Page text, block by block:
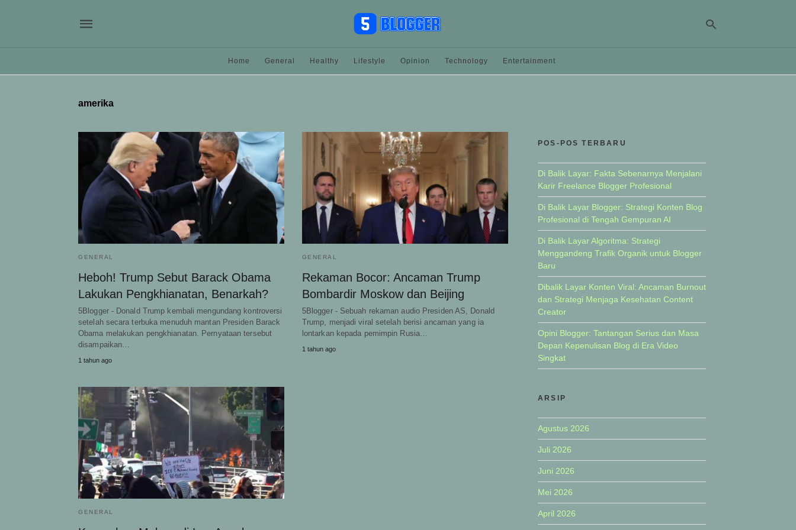
Home General Healthy Lifestyle Opinion Technology Entertainment
amerika
GENERAL
Heboh! Trump Sebut Barack Obama
Lakukan Pengkhianatan, Benarkah?
5Blogger - Donald Trump kembali mengundang kontroversi
setelah secara terbuka menuduh mantan Presiden Barack
Obama melakukan pengkhianatan. Pernyataan tersebut
disampaikan…
1 tahun ago
GENERAL
Rekaman Bocor: Ancaman Trump
Bombardir Moskow dan Beijing
5Blogger - Sebuah rekaman audio Presiden AS, Donald
Trump, menjadi viral setelah berisi ancaman yang ia
lontarkan kepada pemimpin Rusia…
1 tahun ago
GENERAL
POS-POS TERBARU
Di Balik Layar: Fakta Sebenarnya Menjalani
Karir Freelance Blogger Profesional
Di Balik Layar Blogger: Strategi Konten Blog
Profesional di Tengah Gempuran AI
Di Balik Layar Algoritma: Strategi
Menggandeng Trafik Organik untuk Blogger
Baru
Dibalik Layar Konten Viral: Ancaman Burnout
dan Strategi Menjaga Kesehatan Content
Creator
Opini Blogger: Tantangan Serius dan Masa
Depan Kepenulisan Blog di Era Video
Singkat
ARSIP
Agustus 2026
Juli 2026
Juni 2026
Mei 2026
April 2026